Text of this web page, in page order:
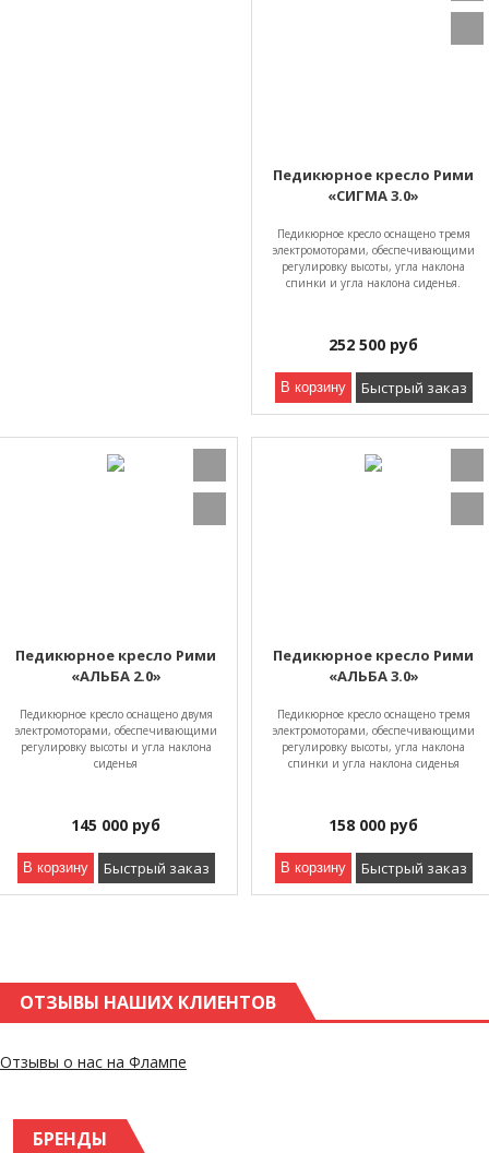
Педикюрное кресло Рими
«СИГМА 3.0»
Педикюрное кресло оснащено тремя
электромоторами, обеспечивающими
регулировку высоты, угла наклона
спинки и угла наклона сиденья.
252 500 руб
В корзину Быстрый заказ
Педикюрное кресло Рими
«АЛЬБА 2.0»
Педикюрное кресло оснащено двумя
электромоторами, обеспечивающими
регулировку высоты и угла наклона
сиденья
145 000 руб
В корзину Быстрый заказ
Педикюрное кресло Рими
«АЛЬБА 3.0»
Педикюрное кресло оснащено тремя
электромоторами, обеспечивающими
регулировку высоты, угла наклона
спинки и угла наклона сиденья
158 000 руб
В корзину Быстрый заказ
ОТЗЫВЫ НАШИХ КЛИЕНТОВ
Отзывы о нас на Флампе
БРЕНДЫ